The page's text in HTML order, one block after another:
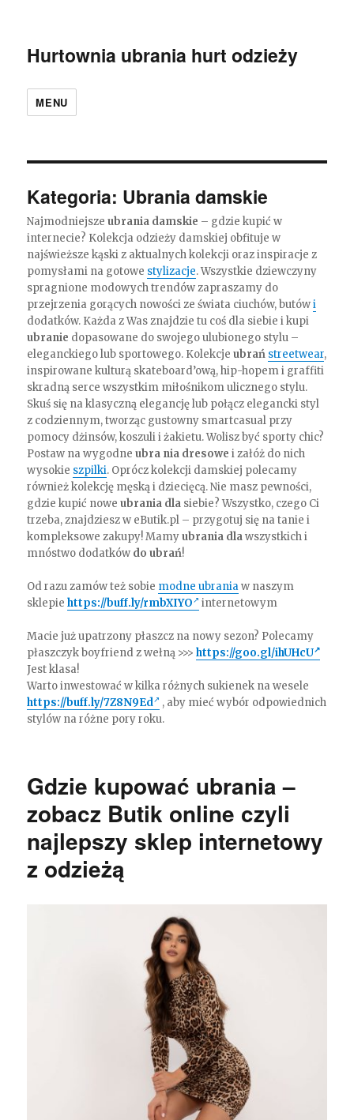
Hurtownia ubrania hurt odzieży
MENU
Kategoria: Ubrania damskie
Najmodniejszeubrania damskie – gdzie kupić w
internecie? Kolekcja odzieży damskiej obfituje w
najświeższe kąski z aktualnych kolekcji oraz inspiracje z
pomysłami na gotowe stylizacje. Wszystkie dziewczyny
spragnione modowych trendów zapraszamy do
przejrzenia gorących nowości ze świata ciuchów, butówi
dodatków. Każda z Was znajdzie tu coś dla siebie i kupi
ubranie dopasowane do swojego ulubionego stylu –
eleganckiego lub sportowego. Kolekcjeubrań streetwear,
inspirowane kulturą skateboard’ową, hip-hopem i graffiti
skradną serce wszystkim miłośnikom ulicznego stylu.
Skuś się na klasyczną elegancję lub połącz elegancki styl
z codziennym, tworząc gustowny smartcasual przy
pomocy dżinsów, koszuli i żakietu. Wolisz być sporty chic?
Postaw na wygodneubra nia dresowe i załóż do nich
wysokie szpilki. Oprócz kolekcji damskiej polecamy
również kolekcję męską i dziecięcą. Nie masz pewności,
gdzie kupić noweubrania dla siebie? Wszystko, czego Ci
trzeba, znajdziesz w eButik.pl – przygotuj się na tanie i
kompleksowe zakupy! Mamyubrania dlawszystkich i
mnóstwo dodatków do ubrań!
Od razu zamów też sobie modne ubraniaw naszym
sklepiehttps://buff.ly/rmbXIYO internetowym
Macie już upatrzony płaszcz na nowy sezon? Polecamy
płaszczyk boyfriend z wełną >>>https://goo.gl/ihUHcU
Jest klasa!
Warto inwestować w kilka różnych sukienek na wesele
https://buff.ly/7Z8N9Ed
, aby mieć wybór odpowiednich
stylów na różne pory roku.
Gdzie kupować ubrania –
zobacz Butik online czyli
najlepszy sklep internetowy
z odzieżą